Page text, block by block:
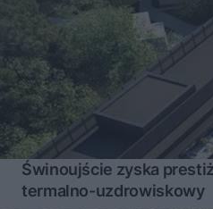
Świnoujście zyska
termalno-uzdrowiskowy